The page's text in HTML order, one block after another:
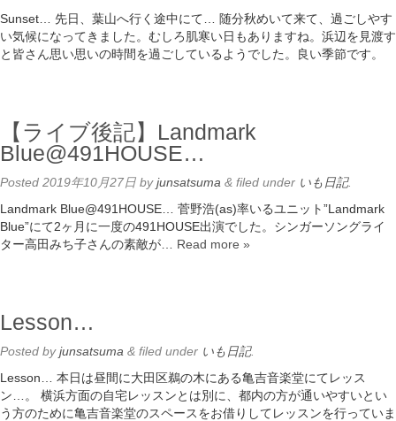
Sunset… 先日、葉山へ行く途中にて… 随分秋めいて来て、過ごしやす
い気候になってきました。むしろ肌寒い日もありますね。浜辺を見渡す
と皆さん思い思いの時間を過ごしているようでした。良い季節です。
【ライブ後記】Landmark
Blue@491HOUSE…
Posted 2019年10月27日 byjunsatsuma & filed under いも日記.
Landmark Blue@491HOUSE… 菅野浩(as)率いるユニット”Landmark
Blue”にて2ヶ月に一度の491HOUSE出演でした。シンガーソングライ
ター高田みち子さんの素敵が… Read more »
Lesson…
Posted byjunsatsuma & filed under いも日記.
Lesson… 本日は昼間に大田区鵜の木にある亀吉音楽堂にてレッス
ン…。 横浜方面の自宅レッスンとは別に、都内の方が通いやすいとい
う方のために亀吉音楽堂のスペースをお借りしてレッスンを行っていま